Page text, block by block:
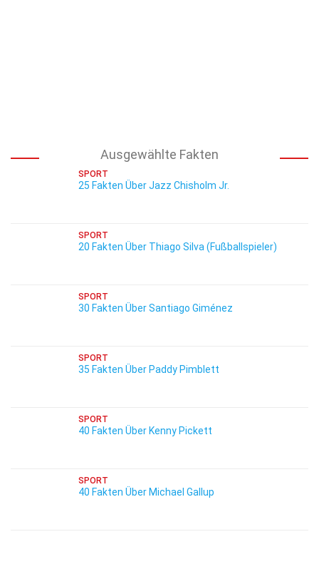
Ausgewählte Fakten
SPORT
25 Fakten Über Jazz Chisholm Jr.
SPORT
20 Fakten Über Thiago Silva (Fußballspieler)
SPORT
30 Fakten Über Santiago Giménez
SPORT
35 Fakten Über Paddy Pimblett
SPORT
40 Fakten Über Kenny Pickett
SPORT
40 Fakten Über Michael Gallup